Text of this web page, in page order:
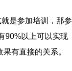
是参加培训，那参
90%以上可以实现
有直接的关系。